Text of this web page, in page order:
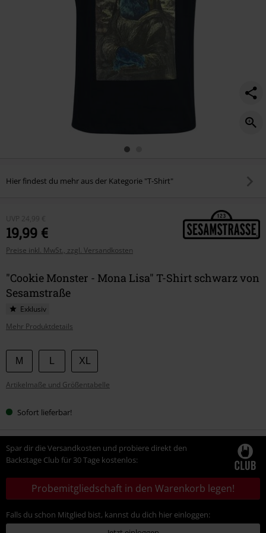
Hier findest du mehr aus der Kategorie "T-Shirt"
UVP 24,99 €
19,99 €
Preise inkl. MwSt., zzgl. Versandkosten
"Cookie Monster - Mona Lisa" T-Shirt schwarz von
Sesamstraße
Exklusiv
Mehr Produktdetails
Wähle
deine
Größe
M XL
Artikelmaße und Größentabelle
Sofort lieferbar!
Spar dir die Versandkosten und probiere direkt den
Backstage Club für 30 Tage kostenlos:
Probemitgliedschaft in den Warenkorb legen!
Falls du schon Mitglied bist, kannst du dich hier einloggen: